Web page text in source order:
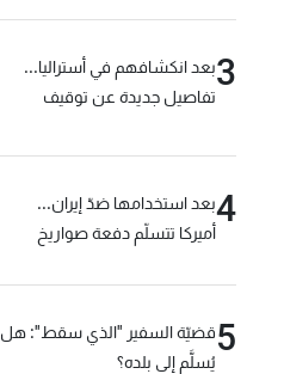
3بعد انكشافهم في أستراليا...
تفاصيل جديدة عن توقيف
4بعد استخدامها ضدّ إيران...
أميركا تتسلّم دفعة صواريخ
5قضيّة السفير "الذي سقط": هل
يُسلَّم إلى بلده؟